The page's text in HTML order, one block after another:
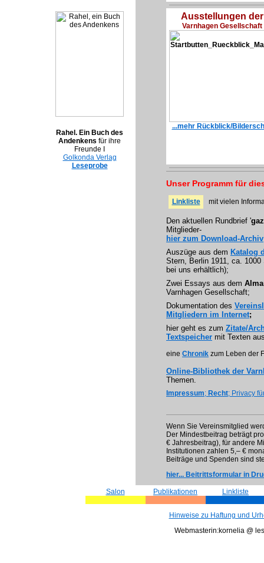
Rahel. Ein Buch des
Andenkens für ihre
Freunde I
Golkonda Verlag
Leseprobe
Ausstellungen der
Varnhagen Gesellschaft
...mehr Rückblick/
Unser Programm für
Linkliste mit vielen
Den aktuellen Rundbrief '
Mitglieder-
hier zum Download-
Auszüge aus dem Katalog
Stern, Berlin 1911, ca.
bei uns erhältlich);
Zwei Essays aus dem
Varnhagen Gesellschaft;
Dokumentation des
Mitgliedern im Internet;
hier geht es zum Zitate/
Textspeicher mit Texten
eine Chronik zum Leben der
Online-Bibliothek der
Themen.
Impressum; Recht; Privacy
Wenn Sie Vereinsmitglied
Der Mindestbeitrag beträgt
€ Jahresbeitrag), für andere
Institutionen zahlen 5,– €
Beiträge und Spenden sind
hier... Beitrittsformular in
Salon Publikationen Linkliste
Hinweise zu Haftung und
Webmasterin:kornelia @